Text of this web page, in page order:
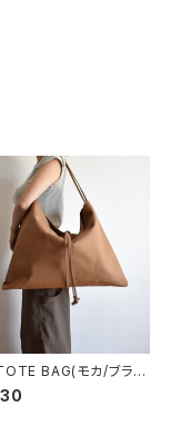
BAG(モカ/ブラウ